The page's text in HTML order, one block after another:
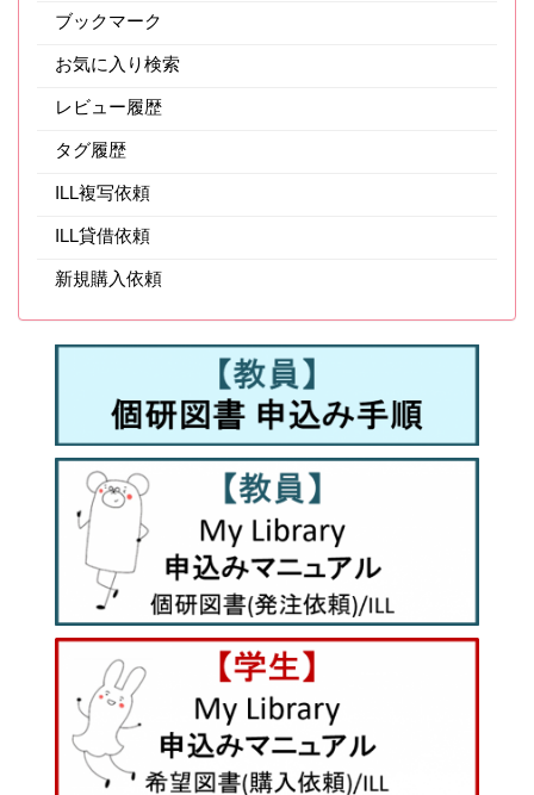
ブックマーク
お気に入り検索
レビュー履歴
タグ履歴
ILL複写依頼
ILL貸借依頼
新規購入依頼